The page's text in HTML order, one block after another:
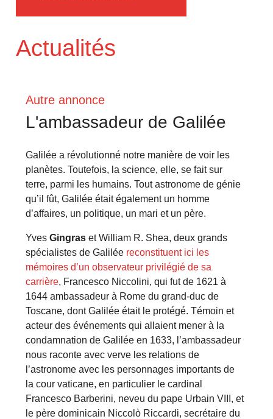
Actualités
Autre annonce
L'ambassadeur de Galilée
Galilée a révolutionné notre manière de voir les
planètes. Toutefois, la science, elle, se fait sur
terre, parmi les humains. Tout astronome de génie
qu’il fût, Galilée était également un homme
d’affaires, un politique, un mari et un père.
YvesGingraset William R. Shea, deux grands
spécialistes de Galilée reconstituent ici les
mémoires d’un observateur privilégié de sa
carrière, Francesco Niccolini, qui fut de 1621 à
1644 ambassadeur à Rome du grand-duc de
Toscane, dont Galilée était le protégé. Témoin et
acteur des événements qui allaient mener à la
condamnation de Galilée en 1633, l’ambassadeur
nous raconte avec verve les relations de
l’astronome avec les personnages importants de
la cour vaticane, en particulier le cardinal
Francesco Barberini, neveu du pape Urbain VIII, et
le père dominicain Niccolò Riccardi, secrétaire du